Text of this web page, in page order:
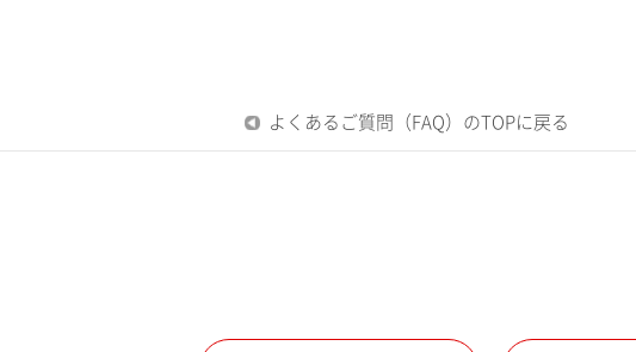
よくあるご質問（FAQ）のTOPに戻る